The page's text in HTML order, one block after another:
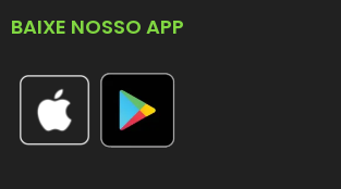
BAIXE NOSSO APP